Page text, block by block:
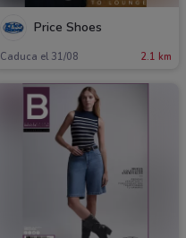
Price Shoes
Caduca el 31/08 2.1 km